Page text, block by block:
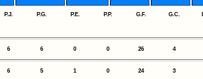
P.J. P.G. P.E. P.P. G.F. G.C.
6 6 0 0 26 4
6 5 1 0 24 3